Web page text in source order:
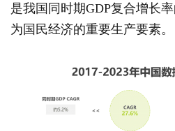
是我国同时期GDP复合增长
为国民经济的重要生产要素。